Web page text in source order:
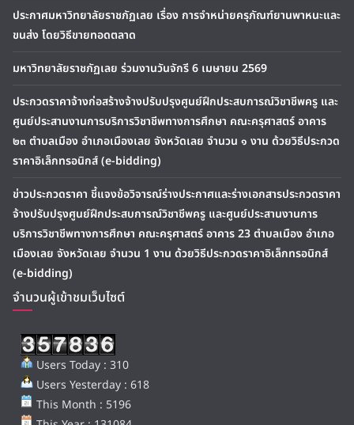
ประกาศมหาวิทยาลัยราชภัฏเลย เรื่อง การจำหน่ายครุภัณฑ์ยานพาหนะและ
ขนส่ง โดยวิธีขายทอดตลาด
มหาวิทยาลัยราชภัฏเลย ร่วมงานวันจักรี 6 เมษายน 2569
ประกวดราคาจ้างก่อสร้างจ้างปรับปรุงศูนย์ฝึกประสบการณ์วิชาชีพครู และ
ศูนย์ประสานงานการบริการวิชาชีพทางการศึกษา คณะครุศาสตร์ อาคาร
๒๓ ตำบลเมือง อำเภอเมืองเลย จังหวัดเลย จำนวน ๑ งาน ด้วยวิธีประกวด
ราคาอิเล็กทรอนิกส์ (e-bidding)
ข่าวประกวดราคา ชี้แจงข้อวิจารณ์ร่างประกาศและร่างเอกสารประกวดราคา
จ้างปรับปรุงศูนย์ฝึกประสบการณ์วิชาชีพครู และศูนย์ประสานงานการ
บริการวิชาชีพทางการศึกษา คณะครุศาสตร์ อาคาร 23 ตำบลเมือง อำเภอ
เมืองเลย จังหวัดเลย จำนวน 1 งาน ด้วยวิธีประกวดราคาอิเล็กทรอนิกส์
(e-bidding)
จำนวนผู้เข้าชมเว็บไซต์
Users Today : 310
Users Yesterday : 618
This Month : 5196